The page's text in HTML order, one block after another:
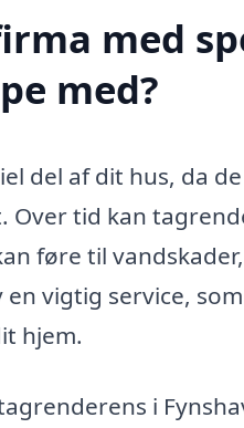
med
med?
del af dit hus, da
Over tid kan
føre til
vigtig service,
hjem.
i